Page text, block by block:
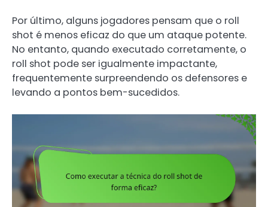
Por último, alguns jogadores pensam que o roll
shot é menos eficaz do que um ataque potente.
No entanto, quando executado corretamente, o
roll shot pode ser igualmente impactante,
frequentemente surpreendendo os defensores e
levando a pontos bem-sucedidos.